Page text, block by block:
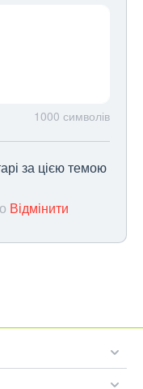
1000 символів
за цією темою
Відмінити